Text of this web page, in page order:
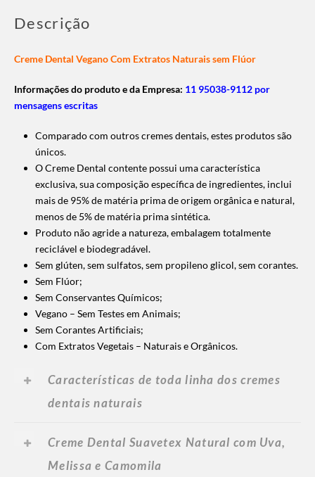
Descrição
Creme Dental Vegano Com Extratos Naturais sem Flúor
Informações do produto e da Empresa: 11 95038-9112 por
mensagens escritas
Comparado com outros cremes dentais, estes produtos são
únicos.
O Creme Dental contente possui uma característica
exclusiva, sua composição específica de ingredientes, inclui
mais de 95% de matéria prima de origem orgânica e natural,
menos de 5% de matéria prima sintética.
Produto não agride a natureza, embalagem totalmente
reciclável e biodegradável.
Sem glúten, sem sulfatos, sem propileno glicol, sem corantes.
Sem Flúor;
Sem Conservantes Químicos;
Vegano – Sem Testes em Animais;
Sem Corantes Artificiais;
Com Extratos Vegetais – Naturais e Orgânicos.
Características de toda linha dos cremes
dentais naturais
Creme Dental Suavetex Natural com Uva,
Melissa e Camomila